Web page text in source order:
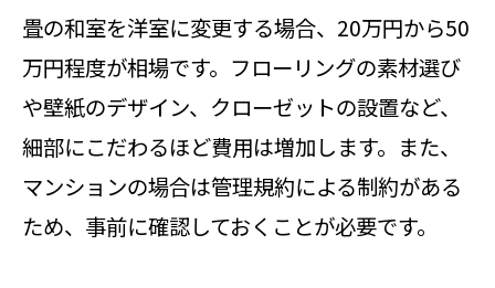
畳の和室を洋室に変更する場合、20万円から50
万円程度が相場です。フローリングの素材選び
や壁紙のデザイン、クローゼットの設置など、
細部にこだわるほど費用は増加します。また、
マンションの場合は管理規約による制約がある
ため、事前に確認しておくことが必要です。